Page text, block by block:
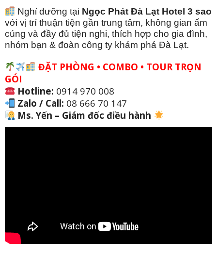
Nghỉ dưỡng tại Ngọc Phát Đà Lạt Hotel 3 sao
với vị trí thuận tiện gần trung tâm, không gian ấm
cúng và đầy đủ tiện nghi, thích hợp cho gia đình,
nhóm bạn & đoàn công ty khám phá Đà Lạt.
ĐẶT PHÒNG • COMBO • TOUR TRỌN
GÓI
Hotline: 0914 970 008
Zalo / Call: 08 666 70 147
Ms. Yến – Giám đốc điều hành